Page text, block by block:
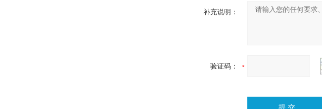
补充说明：
验证码：